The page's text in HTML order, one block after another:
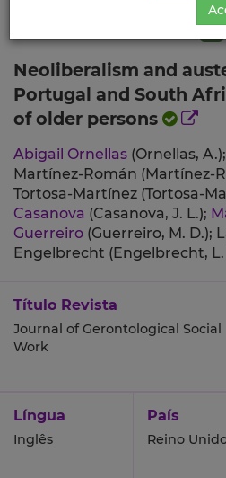
Neoliberalism and
Portugal and South
of older persons
Abigail Ornellas (Ornellas, A.);
Martínez-Román (Martínez-
Tortosa-Martínez (Tortosa-
Casanova (Casanova, J. L.);
Guerreiro (Guerreiro, M. D.);
Engelbrecht (Engelbrecht, L.
Título Revista
Journal of Gerontological Social
Work
Língua
Inglês
País
Reino